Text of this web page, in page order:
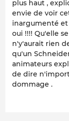
plus haut ,
envie de voir
inargumenté et
oui !!!! Qu'elle
n'y'aurait rien
qu'un
animateurs
de dire
dommage .